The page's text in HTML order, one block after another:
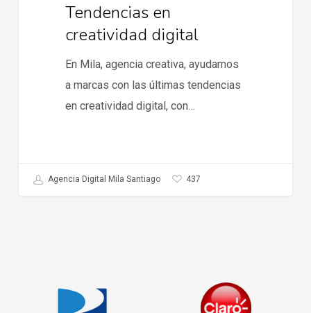
Tendencias en
creatividad digital
En Mila, agencia creativa, ayudamos
a marcas con las últimas tendencias
en creatividad digital, con…
Agencia Digital Mila Santiago 437